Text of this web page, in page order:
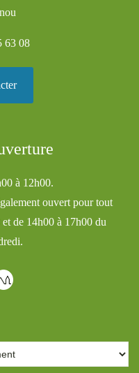
63 08
à 12h00.
ouvert pour tout
de 14h00 à 17h00 du